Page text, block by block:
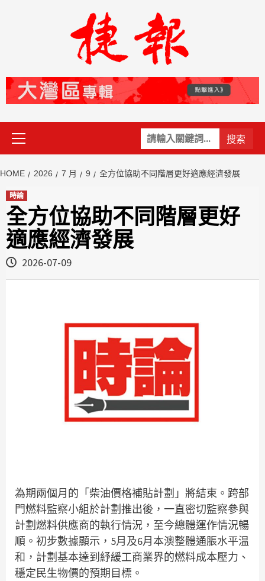
關
鍵
Primary
Menu
HOME 2026 7 月 9 全方位協助不同階層更好適應經濟發展
時論
全方位協助不同階層更好
適應經濟發展
2026-07-09
為期兩個月的「柴油價格補貼計劃」將結束。跨部
門燃料監察小組於計劃推出後，一直密切監察參與
計劃燃料供應商的執行情況，至今總體運作情況暢
順。初步數據顯示，5月及6月本澳整體通脹水平温
和，計劃基本達到紓緩工商業界的燃料成本壓力、
穩定民生物價的預期目標。